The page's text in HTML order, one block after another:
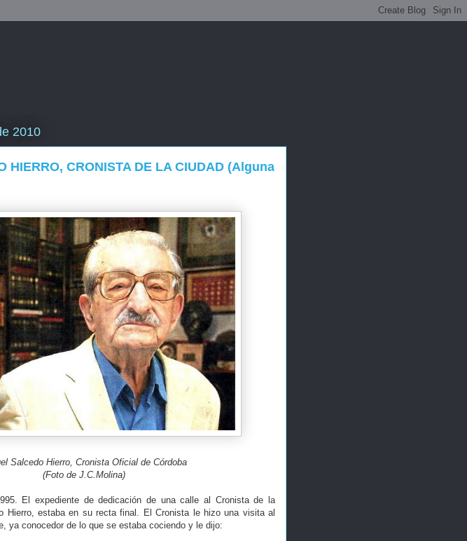
2010
HIERRO, CRONISTA DE LA CIUDAD (Alguna
Salcedo Hierro, Cronista Oficial de Córdoba
(Foto de J.C.Molina)
El expediente de dedicación de una calle al Cronista de la
Hierro, estaba en su recta final. El Cronista le hizo una visita al
ya conocedor de lo que se estaba cociendo y le dijo: